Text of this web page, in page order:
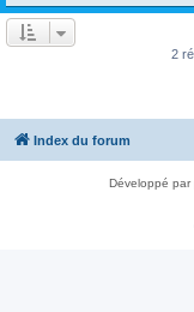
2
Index du forum
Développé par